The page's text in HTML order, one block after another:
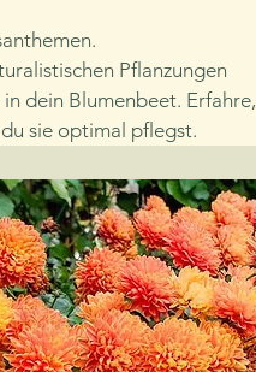
Pflanzungen
dein Blumenbeet. Erfahre,
sie optimal pflegst.